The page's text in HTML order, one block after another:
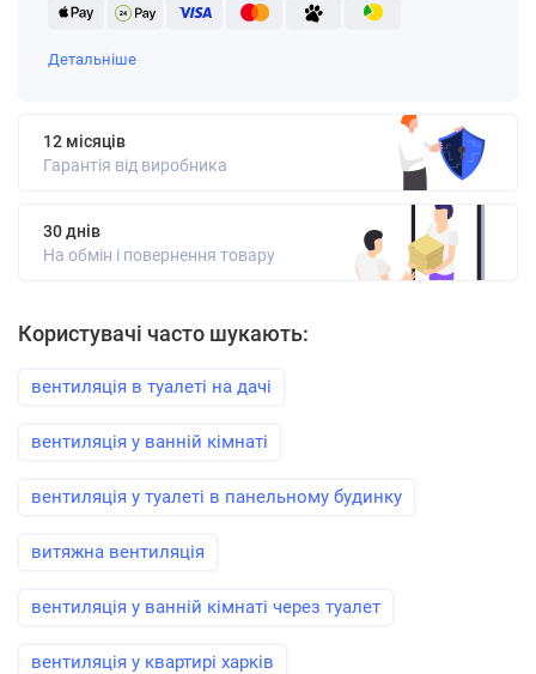
Детальніше
12 місяців
Гарантія від виробника
30 днів
На обмін і повернення товару
Користувачі часто шукають:
вентиляція в туалеті на дачі
вентиляція у ванній кімнаті
вентиляція у туалеті в панельному будинку
витяжна вентиляція
вентиляція у ванній кімнаті через туалет
вентиляція у квартирі харків